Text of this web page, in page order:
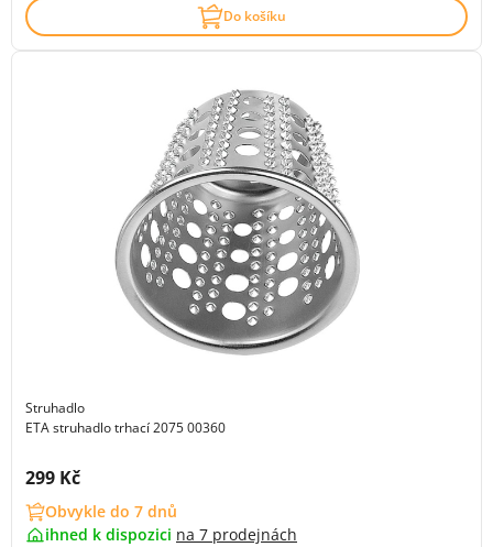
Do košíku
Struhadlo
ETA struhadlo trhací 2075 00360
Cena s DPH:
299 Kč
Obvykle do 7 dnů
ihned k dispozici na 7 prodejnách